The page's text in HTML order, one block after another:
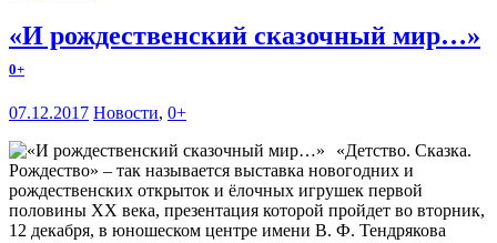
«И рождественский сказочный мир…»
0+
07.12.2017 Новости, 0+
«Детство. Сказка.
Рождество» – так называется выставка новогодних и
рождественских открыток и ёлочных игрушек первой
половины ХХ века, презентация которой пройдет во вторник,
12 декабря, в юношеском центре имени В. Ф. Тендрякова